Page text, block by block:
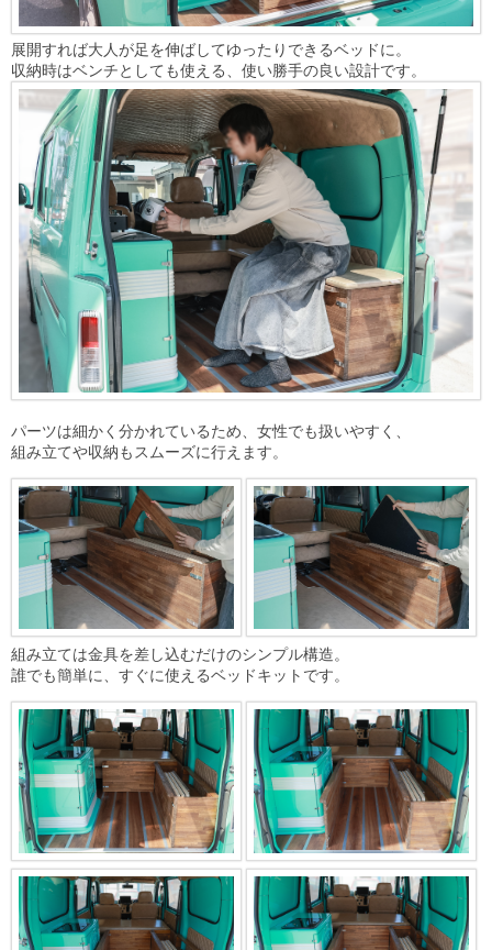
展開すれば大人が足を伸ばしてゆったりできるベッドに。
収納時はベンチとしても使える、使い勝手の良い設計です。
パーツは細かく分かれているため、女性でも扱いやすく、
組み立てや収納もスムーズに行えます。
組み立ては金具を差し込むだけのシンプル構造。
誰でも簡単に、すぐに使えるベッドキットです。